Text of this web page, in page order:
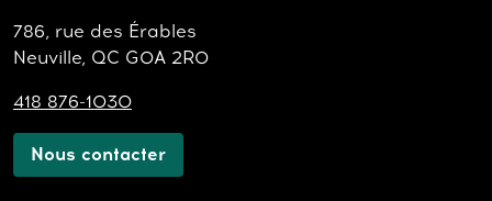
786, rue des Érables
Neuville, QC G0A 2R0
418 876-1030
Nous contacter